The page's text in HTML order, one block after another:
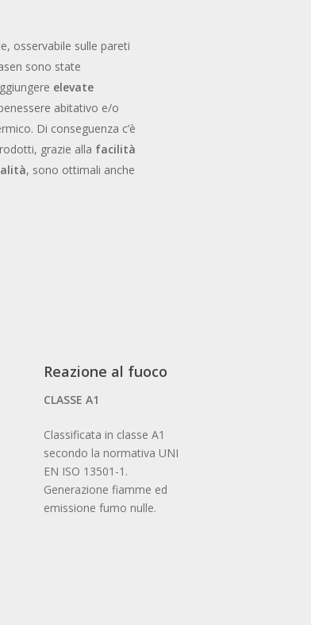
osservabile sulle pareti
sono state
elevate
abitativo e/o
Di conseguenza c’è
grazie alla facilità
, sono ottimali anche
Reazione al fuoco
CLASSE A1
Classificata in classe A1
secondo la normativa UNI
EN ISO 13501-1.
Generazione fiamme ed
emissione fumo nulle.